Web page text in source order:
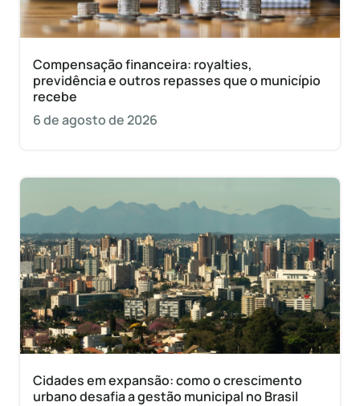
Compensação financeira: royalties,
previdência e outros repasses que o município
recebe
6 de agosto de 2026
Cidades em expansão: como o crescimento
urbano desafia a gestão municipal no Brasil